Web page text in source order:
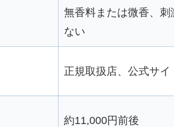
無香料または微香、刺
ない
正規取扱店、公式サイ
約11,000円前後